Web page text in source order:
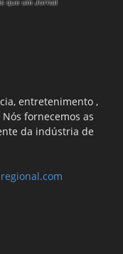
entretenimento ,
fornecemos as
da indústria de